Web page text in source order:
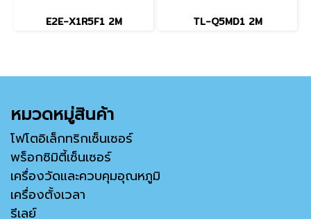
E2E-X1R5F1 2M TL-Q5MD1 2M
หมวดหมู่สินค้า
โฟโตอิเล็กทริกเซ็นเซอร์
พร็อกซิมิตี้เซ็นเซอร์
เครื่องวัดและควบคุมอุณหภูมิ
เครื่องตั้งเวลา
รีเลย์